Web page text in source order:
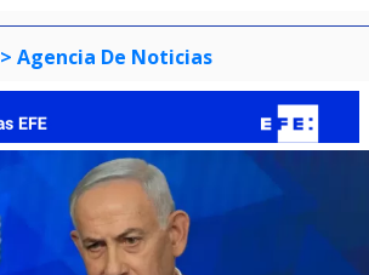
> Agencia De Noticias